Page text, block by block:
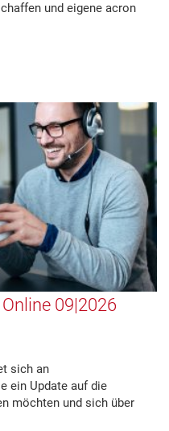
und eigene acron
09|2026
sich an
ein Update auf die
möchten und sich über